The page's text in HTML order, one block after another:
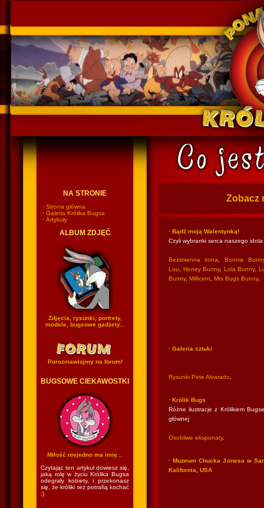
NA STRONIE
· Strona główna
· Galeria Królika Bugsa
· Artykuły
ALBUM ZDJĘĆ
Zdjęcia, rysunki, portrety,
modele, bugsowe gadżety...
Porozmawiajmy na forum!
BUGSOWE CIEKAWOSTKI
Miłość niejedno ma imię...
Czytając ten artykuł dowiesz się,
jaką rolę w życiu Królika Bugsa
odegrały kobiety, i przekonasz
się, że króliki też potrafią kochać
;)
Zobacz
· Bądź moją Walentynką!
Czyli wybranki serca naszego idola
Bezimienna żona
Bonnie
Lou
Honey Bunny, Lola Bunny,
Bunny, Millicent Mrs Bugs Bunny,
· Galeria sztuki
Rysunki Pete Alvarado
· Królik Bugs
Różne ilustracje z Królikiem
głównej
Osobliwe eksponaty,
· Muzeum Chucka Jonesa w
Kalifornia, USA